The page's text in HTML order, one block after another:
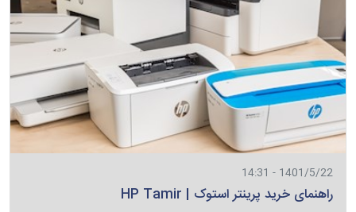
1401/5/22 - 14:31
راهنمای خرید پرینتر استوک | HP Tamir